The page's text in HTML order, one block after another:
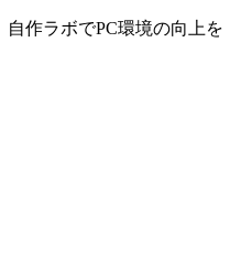
自作ラボでPC環境の向上を